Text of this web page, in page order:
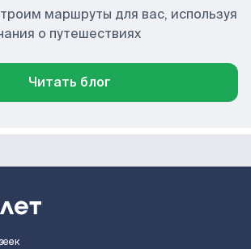
маршруты для вас, используя
о путешествиях
Читать блог